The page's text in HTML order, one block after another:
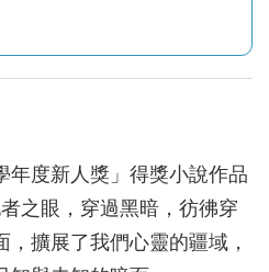
年度新人獎」得獎小說作品
之眼，穿過黑暗，彷彿穿
擴展了我們心靈的疆域，